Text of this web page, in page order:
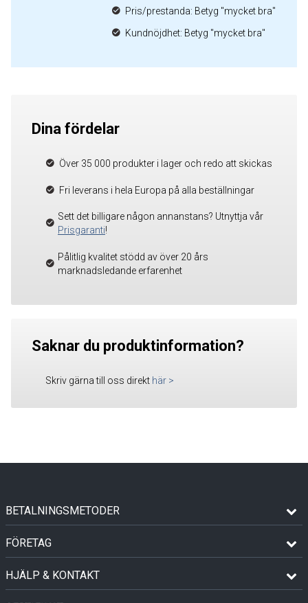
Pris/prestanda: Betyg "mycket bra"
Kundnöjdhet: Betyg "mycket bra"
Dina fördelar
Över 35 000 produkter i lager och redo att skickas
Fri leverans i hela Europa på alla beställningar
Sett det billigare någon annanstans? Utnyttja vår
Prisgaranti!
Pålitlig kvalitet stödd av över 20 års
marknadsledande erfarenhet
Saknar du produktinformation?
Skriv gärna till oss direkt här >
BETALNINGSMETODER
FÖRETAG
HJÄLP & KONTAKT